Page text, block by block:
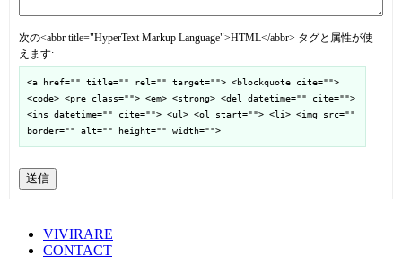
次の<abbr title="HyperText Markup Language">HTML</abbr> タグと属性が使
えます:
<a href="" title="" rel="" target=""> <blockquote cite="">
<code> <pre class=""> <em> <strong> <del datetime="" cite="">
<ins datetime="" cite=""> <ul> <ol start=""> <li> <img src=""
border="" alt="" height="" width="">
送信
VIVIRARE
CONTACT